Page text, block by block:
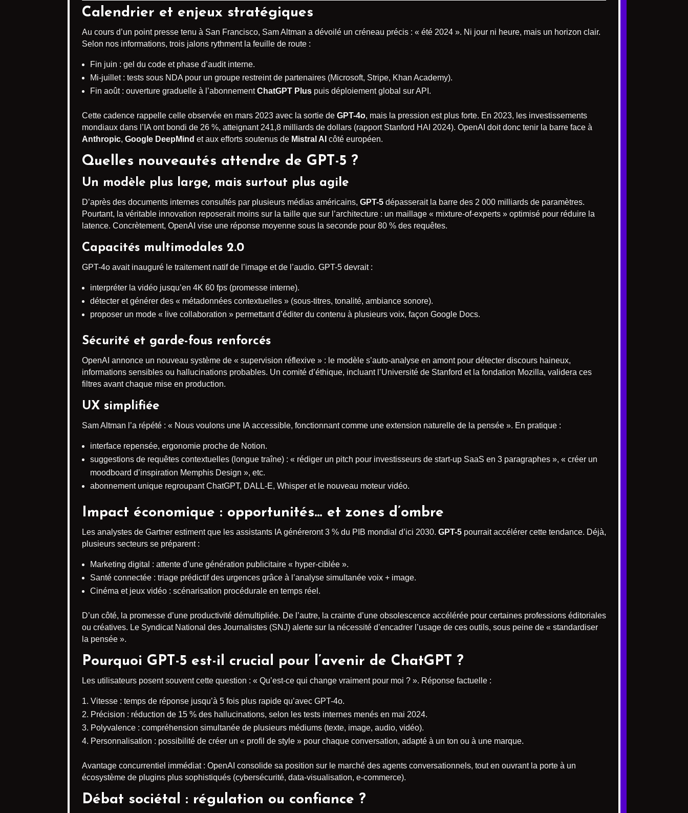
Calendrier et enjeux stratégiques
Au cours d’un point presse tenu à San Francisco, Sam Altman a dévoilé un créneau précis : « été 2024 ». Ni jour ni heure, mais un horizon clair.
Selon nos informations, trois jalons rythment la feuille de route :
Fin juin : gel du code et phase d’audit interne.
Mi-juillet : tests sous NDA pour un groupe restreint de partenaires (Microsoft, Stripe, Khan Academy).
Fin août : ouverture graduelle à l’abonnementChatGPT Plus puis déploiement global sur API.
Cette cadence rappelle celle observée en mars 2023 avec la sortie de GPT-4o, mais la pression est plus forte. En 2023, les investissements
mondiaux dans l’IA ont bondi de 26 %, atteignant 241,8 milliards de dollars (rapport Stanford HAI 2024). OpenAI doit donc tenir la barre face à
Anthropic, Google DeepMind et aux efforts soutenus de Mistral AI côté européen.
Quelles nouveautés attendre de GPT-5 ?
Un modèle plus large, mais surtout plus agile
D’après des documents internes consultés par plusieurs médias américains, GPT-5 dépasserait la barre des 2 000 milliards de paramètres.
Pourtant, la véritable innovation reposerait moins sur la taille que sur l’architecture : un maillage « mixture-of-experts » optimisé pour réduire la
latence. Concrètement, OpenAI vise une réponse moyenne sous la seconde pour 80 % des requêtes.
Capacités multimodales 2.0
GPT-4o avait inauguré le traitement natif de l’image et de l’audio. GPT-5 devrait :
interpréter la vidéo jusqu’en 4K 60 fps (promesse interne).
détecter et générer des « métadonnées contextuelles » (sous-titres, tonalité, ambiance sonore).
proposer un mode « live collaboration » permettant d’éditer du contenu à plusieurs voix, façon Google Docs.
Sécurité et garde-fous renforcés
OpenAI annonce un nouveau système de « supervision réflexive » : le modèle s’auto-analyse en amont pour détecter discours haineux,
informations sensibles ou hallucinations probables. Un comité d’éthique, incluant l’Université de Stanford et la fondation Mozilla, validera ces
filtres avant chaque mise en production.
UX simplifiée
Sam Altman l’a répété : « Nous voulons une IA accessible, fonctionnant comme une extension naturelle de la pensée ». En pratique :
interface repensée, ergonomie proche de Notion.
suggestions de requêtes contextuelles (longue traîne) : « rédiger un pitch pour investisseurs de start-up SaaS en 3 paragraphes », « créer un
moodboard d’inspiration Memphis Design », etc.
abonnement unique regroupant ChatGPT, DALL-E, Whisper et le nouveau moteur vidéo.
Impact économique : opportunités… et zones d’ombre
Les analystes de Gartner estiment que les assistants IA généreront 3 % du PIB mondial d’ici 2030. GPT-5 pourrait accélérer cette tendance. Déjà,
plusieurs secteurs se préparent :
Marketing digital : attente d’une génération publicitaire « hyper-ciblée ».
Santé connectée : triage prédictif des urgences grâce à l’analyse simultanée voix + image.
Cinéma et jeux vidéo : scénarisation procédurale en temps réel.
D’un côté, la promesse d’une productivité démultipliée. De l’autre, la crainte d’une obsolescence accélérée pour certaines professions éditoriales
ou créatives. Le Syndicat National des Journalistes (SNJ) alerte sur la nécessité d’encadrer l’usage de ces outils, sous peine de « standardiser
la pensée ».
Pourquoi GPT-5 est-il crucial pour l’avenir de ChatGPT ?
Les utilisateurs posent souvent cette question : « Qu’est-ce qui change vraiment pour moi ? ». Réponse factuelle :
Vitesse : temps de réponse jusqu’à 5 fois plus rapide qu’avec GPT-4o.
Précision : réduction de 15 % des hallucinations, selon les tests internes menés en mai 2024.
Polyvalence : compréhension simultanée de plusieurs médiums (texte, image, audio, vidéo).
Personnalisation : possibilité de créer un « profil de style » pour chaque conversation, adapté à un ton ou à une marque.
Avantage concurrentiel immédiat : OpenAI consolide sa position sur le marché des agents conversationnels, tout en ouvrant la porte à un
écosystème de plugins plus sophistiqués (cybersécurité, data-visualisation, e-commerce).
Débat sociétal : régulation ou confiance ?